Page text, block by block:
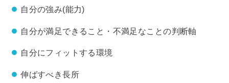
自分の強み(能力)
自分が満足できること・不満足なことの判断軸
自分にフィットする環境
伸ばすべき長所